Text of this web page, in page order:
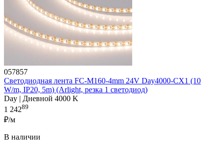
057857
Светодиодная лента FC-M160-4mm 24V Day4000-CX1 (10
W/m, IP20, 5m) (Arlight, резка 1 светодиод)
Day | Дневной 4000 K
1 24289
₽/м
В наличии